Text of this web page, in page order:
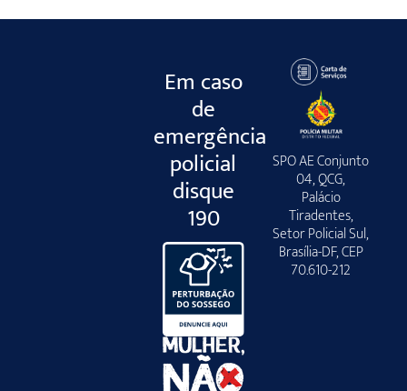
Em caso
de
emergência
policial
disque
190
SPO AE Conjunto
04, QCG,
Palácio
Tiradentes,
Setor Policial Sul,
Brasília-DF, CEP
70.610-212